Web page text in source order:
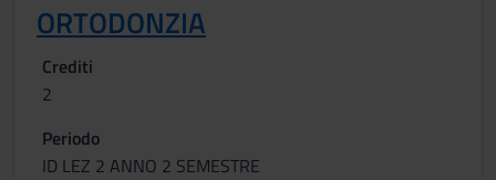
ORTODONZIA
Crediti
2
Periodo
ID LEZ 2 ANNO 2 SEMESTRE